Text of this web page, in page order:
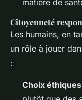
matière de
Citoyenneté
Les humains, en
un rôle à jouer
:
Choix éthiques